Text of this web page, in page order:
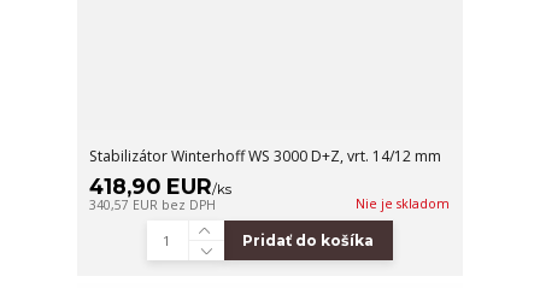
Stabilizátor Winterhoff WS 3000 D+Z, vrt. 14/12 mm
418,90 EUR/ks
340,57 EUR bez DPH Nie je skladom
Pridať do košíka